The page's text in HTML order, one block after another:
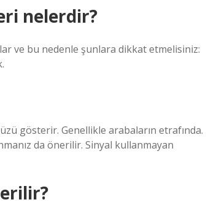
nelerdir?
ve bu nedenle şunlara dikkat etmelisiniz:
gösterir. Genellikle arabaların etrafında.
da önerilir. Sinyal kullanmayan